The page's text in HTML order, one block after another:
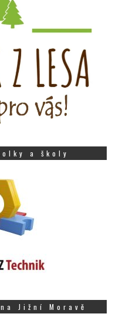
a školy
Jižní Moravě